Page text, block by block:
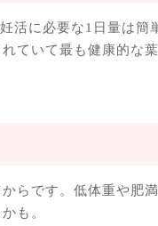
活に必要な1日量は簡
ていて最も健康的な
らです。低体重や肥
も。